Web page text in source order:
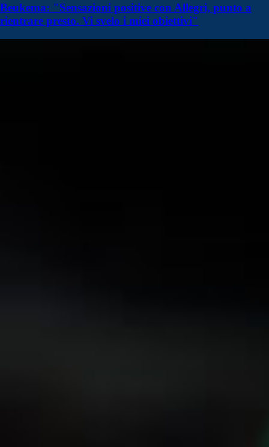
Beukema: "Sensazioni positive con Allegri, punto a
rientrare presto. Vi svelo i miei obiettivi"